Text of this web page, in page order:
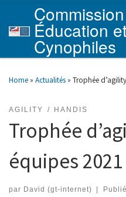
Skip to content
Éducation
Cynophiles
Home » Actualités » Trophée
AGILITY HANDIS
Trophée
équipes
par David (gt-internet) Publié